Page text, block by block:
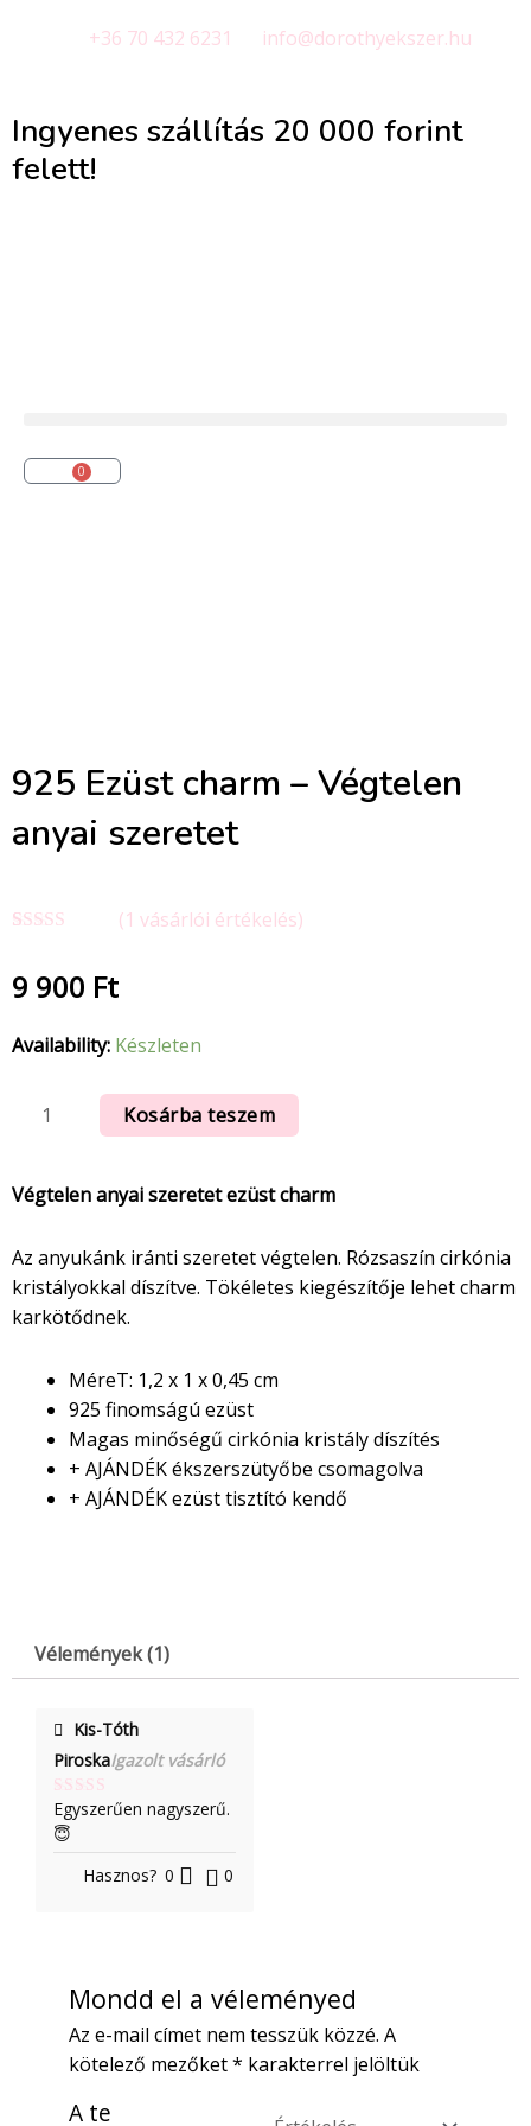
+36 70 432 6231 info@dorothyekszer.hu
Ingyenes szállítás 20 000 forint
felett!
0
925 Ezüst charm – Végtelen
anyai szeretet
ből,értékelés
alapján
(1 vásárlói értékelés)
9 900 Ft
Availability: Készleten
Kosárba teszem
Végtelen anyai szeretet ezüst charm
Az anyukánk iránti szeretet végtelen. Rózsaszín cirkónia
kristályokkal díszítve. Tökéletes kiegészítője lehet charm
karkötődnek.
MéreT: 1,2 x 1 x 0,45 cm
925 finomságú ezüst
Magas minőségű cirkónia kristály díszítés
+ AJÁNDÉK ékszerszütyőbe csomagolva
+ AJÁNDÉK ezüst tisztító kendő
Vélemények (1)
PiroskaIgazolt vásárló
Értékelés:
5/ 5
Egyszerűen nagyszerű.
😇
Hasznos? 0 0
Mondd el a véleményed
Az e-mail címet nem tesszük közzé. A
kötelező mezőket* karakterrel jelöltük
A te